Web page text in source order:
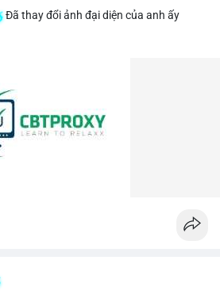
#aplucban
Đã thay đổi ảnh đại diện của anh ấy